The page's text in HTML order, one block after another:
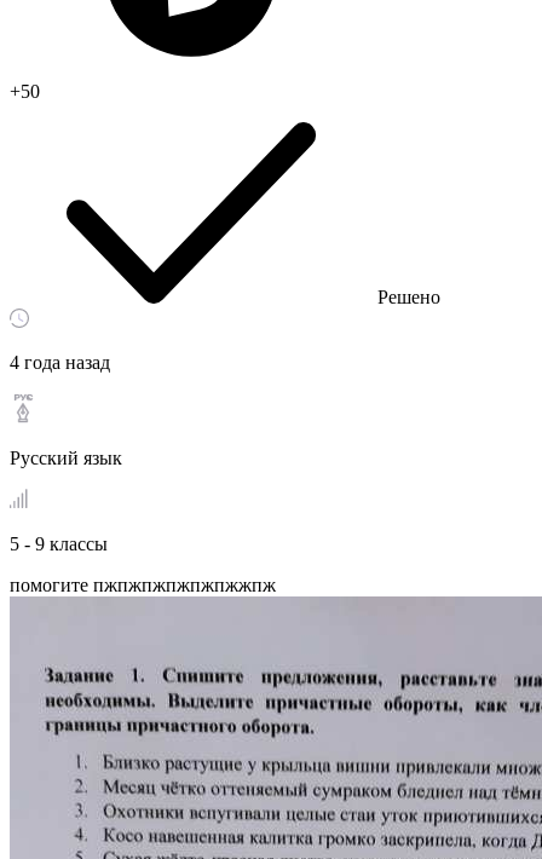
+50
Решено
4 года назад
Русский язык
5 - 9 классы
помогите пжпжпжпжпжпжжпж​